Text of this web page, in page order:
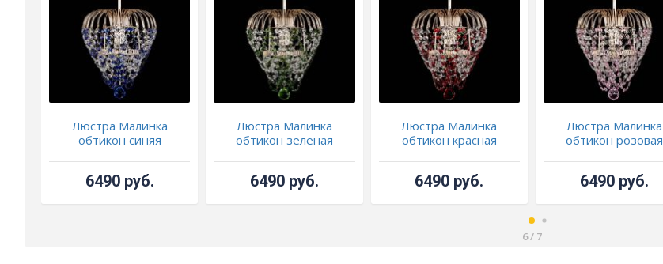
Люстра Малинка
обтикон синяя
6490 руб.
Люстра Малинка
обтикон зеленая
6490 руб.
Люстра Малинка
обтикон красная
6490 руб.
Люстра Малинка
обтикон розовая
6490 руб.
6/ 7